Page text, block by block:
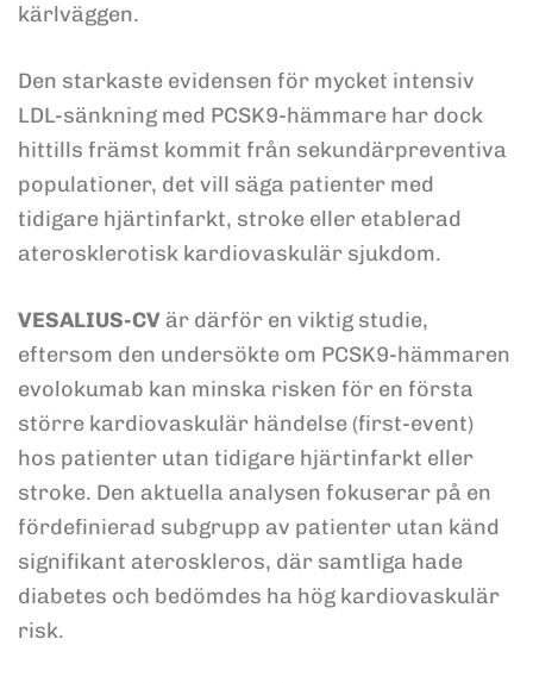
kärlväggen.
Den starkaste evidensen för mycket intensiv
LDL-sänkning med PCSK9-hämmare har dock
hittills främst kommit från sekundärpreventiva
populationer, det vill säga patienter med
tidigare hjärtinfarkt, stroke eller etablerad
aterosklerotisk kardiovaskulär sjukdom.
VESALIUS-CV är därför en viktig studie,
eftersom den undersökte om PCSK9-hämmaren
evolokumab kan minska risken för en första
större kardiovaskulär händelse (first-event)
hos patienter utan tidigare hjärtinfarkt eller
stroke. Den aktuella analysen fokuserar på en
fördefinierad subgrupp av patienter utan känd
signifikant ateroskleros, där samtliga hade
diabetes och bedömdes ha hög kardiovaskulär
risk.